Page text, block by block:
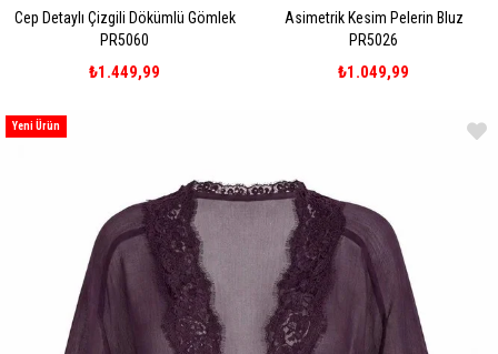
Cep Detaylı Çizgili Dökümlü Gömlek
PR5060
₺1.449,99
Asimetrik Kesim Pelerin Bluz
PR5026
₺1.049,99
Yeni Ürün